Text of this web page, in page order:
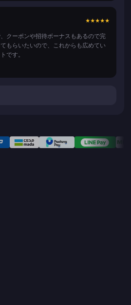
★★★★★
クーポンや招待ボーナスもあるので完
もらいたいので、これからも広めてい
です。